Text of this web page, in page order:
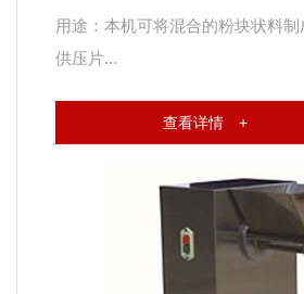
用途：本机可将混合的粉块状料
供压片...
查看详情 +